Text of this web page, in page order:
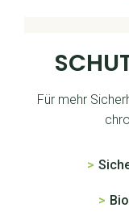
Für mehr
>
>